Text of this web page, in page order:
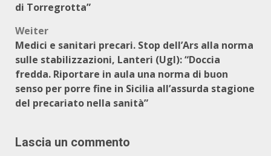
di Torregrotta”
Weiter
Medici e sanitari precari. Stop dell’Ars alla norma
sulle stabilizzazioni, Lanteri (Ugl): “Doccia
fredda. Riportare in aula una norma di buon
senso per porre fine in Sicilia all’assurda stagione
del precariato nella sanità”
Lascia un commento